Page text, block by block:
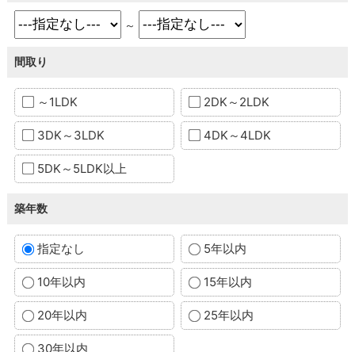
～
間取り
～1LDK 2DK～2LDK
3DK～3LDK 4DK～4LDK
5DK～5LDK以上
築年数
指定なし 5年以内
10年以内 15年以内
20年以内 25年以内
30年以内